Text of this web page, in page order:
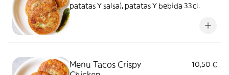
patatas Y salsa), patatas Y bebida 33cl.
Menu Tacos Crispy
10,50 €